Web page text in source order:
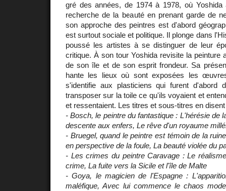
gré des années, de 1974 à 1978, où Yoshida
recherche de la beauté en prenant garde de
son approche des peintres est d'abord
est surtout sociale et politique. Il plonge dans
poussé les artistes à se distinguer de leur
critique. À son tour Yoshida revisite la peinture
de son île et de son esprit frondeur. Sa
hante les lieux où sont exposées les
s'identifie aux plasticiens qui furent d'abord
transposer sur la toile ce qu'ils voyaient et
et ressentaient. Les titres et sous-titres en
- Bosch, le peintre du fantastique : L'hérésie de
descente aux enfers, Le rêve d'un royaume
- Bruegel, quand le peintre est témoin de la
en perspective de la foule, La beauté violée du
- Les crimes du peintre Caravage : Le
crime, La fuite vers la Sicile et l'île de Malte
- Goya, le magicien de l'Espagne :
maléfique, Avec lui commence le chaos